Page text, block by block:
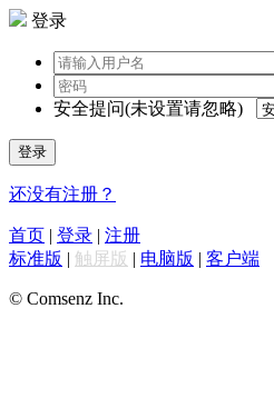
登录
安全提问(未设置请忽略)
登录
还没有注册？
首页 | 登录 | 注册
标准版 | 触屏版 | 电脑版 | 客户端
© Comsenz Inc.